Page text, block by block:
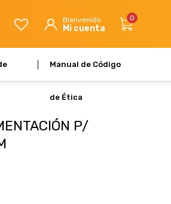
Manual de Código
de Ética
0
P/